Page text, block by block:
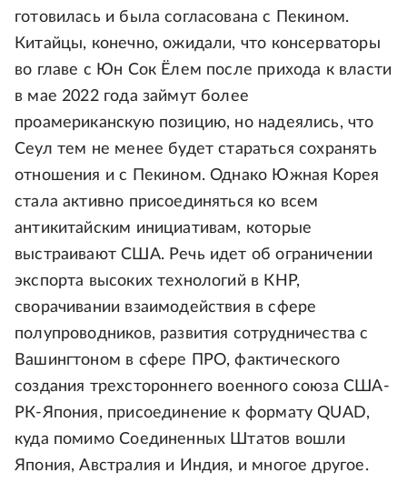
готовилась и была согласована с Пекином.
Китайцы, конечно, ожидали, что консерваторы
во главе с Юн Сок Ёлем после прихода к власти
в мае 2022 года займут более
проамериканскую позицию, но надеялись, что
Сеул тем не менее будет стараться сохранять
отношения и с Пекином. Однако Южная Корея
стала активно присоединяться ко всем
антикитайским инициативам, которые
выстраивают США. Речь идет об ограничении
экспорта высоких технологий в КНР,
сворачивании взаимодействия в сфере
полупроводников, развития сотрудничества с
Вашингтоном в сфере ПРО, фактического
создания трехстороннего военного союза США-
РК-Япония, присоединение к формату QUAD,
куда помимо Соединенных Штатов вошли
Япония, Австралия и Индия, и многое другое.